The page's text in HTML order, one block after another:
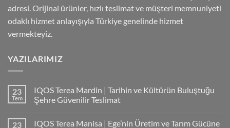
adresi. Orijinal ürünler, hızlı teslimat ve müşteri memnuniyeti
odaklı hizmet anlayışıyla Türkiye genelinde hizmet
vermekteyiz.
YAZILARIMIZ
23
Tem
IQOS Terea Mardin | Tarihin ve Kültürün Buluştuğu
Şehre Güvenilir Teslimat
23 IQOS Terea Manisa | Ege’nin Üretim ve Tarım Gücüne